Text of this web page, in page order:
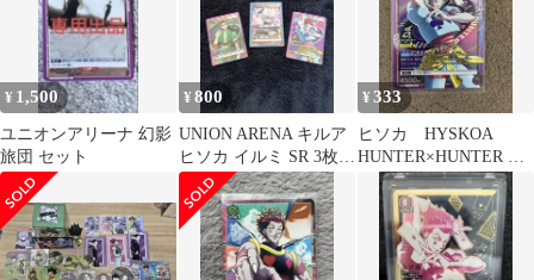
¥ 1,500
ユニオンアリーナ 幻影
旅団 セット
¥800
UNION ARENA キルア
ヒソカ イルミ SR 3枚セ
ット A0010
¥333
ヒソカ HYSKOA
HUNTER×HUNTER ス
ーパーレア SR HTR